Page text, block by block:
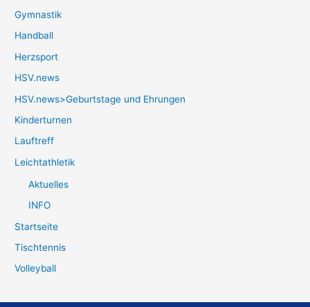
Gymnastik
Handball
Herzsport
HSV.news
HSV.news>Geburtstage und Ehrungen
Kinderturnen
Lauftreff
Leichtathletik
Aktuelles
INFO
Startseite
Tischtennis
Volleyball